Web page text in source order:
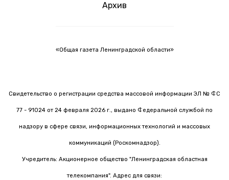
Архив
«Общая газета Ленинградской области»
Свидетельство о регистрации средства массовой информации ЭЛ № ФС
77 - 91024 от 24 февраля 2026 г., выдано Федеральной службой по
надзору в сфере связи, информационных технологий и массовых
коммуникаций (Роскомнадзор).
Учредитель: Акционерное общество "Ленинградская областная
телекомпания". Адрес для связи: